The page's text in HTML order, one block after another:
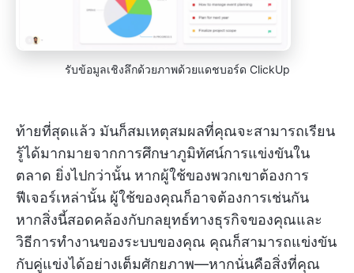
รับข้อมูลเชิงลึกด้วยภาพด้วยแดชบอร์ด ClickUp
ท้ายที่สุดแล้ว มันก็สมเหตุสมผลที่คุณจะสามารถเรียน
รู้ได้มากมายจากการศึกษาภูมิทัศน์การแข่งขันใน
ตลาด ยิ่งไปกว่านั้น หากผู้ใช้ของพวกเขาต้องการ
ฟีเจอร์เหล่านั้น ผู้ใช้ของคุณก็อาจต้องการเช่นกัน
หากสิ่งนี้สอดคล้องกับกลยุทธ์ทางธุรกิจของคุณและ
วิธีการทำงานของระบบของคุณ คุณก็สามารถแข่งขัน
กับคู่แข่งได้อย่างเต็มศักยภาพ—หากนั่นคือสิ่งที่คุณ